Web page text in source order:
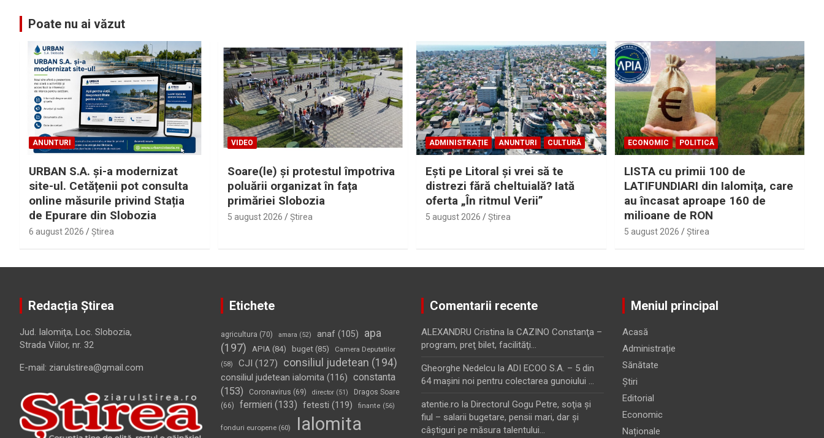
Poate nu ai văzut
ANUNTURI
URBAN S.A. și-a modernizat
site-ul. Cetățenii pot consulta
online măsurile privind Stația
de Epurare din Slobozia
6 august 2026 Ştirea
VIDEO
Soare(le) și protestul împotriva
poluării organizat în fața
primăriei Slobozia
5 august 2026 Ştirea
ADMINISTRAȚIE ANUNTURI CULTURĂ
Eşti pe Litoral şi vrei să te
distrezi fără cheltuială? Iată
oferta „În ritmul Verii”
5 august 2026 Ştirea
ECONOMIC POLITICĂ
LISTA cu primii 100 de
LATIFUNDIARI din Ialomiţa, care
au încasat aproape 160 de
milioane de RON
5 august 2026 Ştirea
Redacția Știrea
Jud. Ialomiţa, Loc. Slobozia,
Strada Viilor, nr. 32
E-mail: ziarulstirea@gmail.com
Etichete
agricultura (70) amara (52) anaf(105)
apa
(197)
APIA(84) buget(85)
Camera Deputatilor
(58)
CJI (127) consiliul judetean (194)
consiliul judetean ialomita(116) constanta
(153)
Coronavirus (69) director(51)
Dragos Soare
(66)
fermieri (133) fetesti (119) finante (56)
fonduri europene(60)
Ialomita
Comentarii recente
ALEXANDRU Cristina la CAZINO Constanţa –
program, preţ bilet, facilităţi…
Gheorghe Nedelcu la ADI ECOO S.A. – 5 din
64 maşini noi pentru colectarea gunoiului …
atentie.ro la Directorul Gogu Petre, soţia şi
fiul – salarii bugetare, pensii mari, dar şi
câştiguri pe măsura talentului…
Meniul principal
Acasă
Administrație
Sănătate
Știri
Editorial
Economic
Naționale